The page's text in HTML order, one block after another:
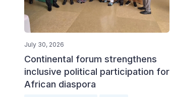
July 30, 2026
Continental forum strengthens
inclusive political participation for
African diaspora